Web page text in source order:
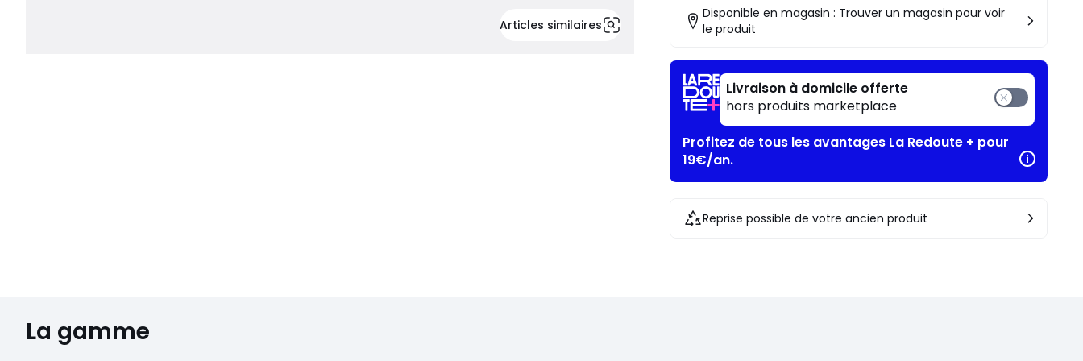
Articles similaires
Disponible en magasin : Trouver un magasin pour voir
le produit
Livraison à domicile offerte
hors produits marketplace
Profitez de tous les avantages La Redoute + pour
19€/an.
Reprise possible de votre ancien produit
La gamme